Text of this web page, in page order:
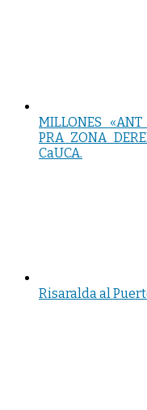
MILLONES
PRA ZONA
CaUCA.
Risaralda al